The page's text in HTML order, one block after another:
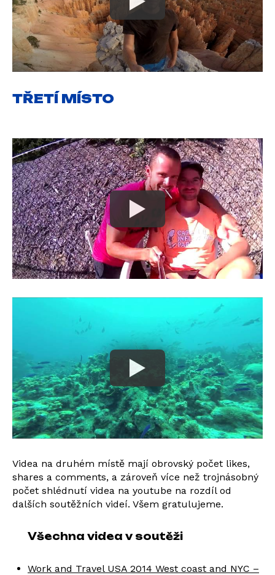
TŘETÍ MÍSTO
Videa na druhém místě mají obrovský počet likes,
shares a comments, a zároveň více než trojnásobný
počet shlédnutí videa na youtube na rozdíl od
dalších soutěžních videí. Všem gratulujeme.
Všechna videa v soutěži
Work and Travel USA 2014 West coast and NYC –